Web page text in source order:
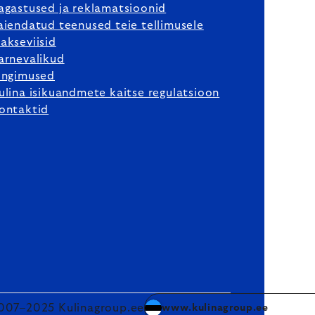
ja reklamatsioonid
teenused teie tellimusele
isikuandmete kaitse regulatsioon
Kulinagroup.ee www.kulinagroup.ee